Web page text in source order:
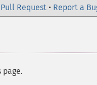
Request • Report a